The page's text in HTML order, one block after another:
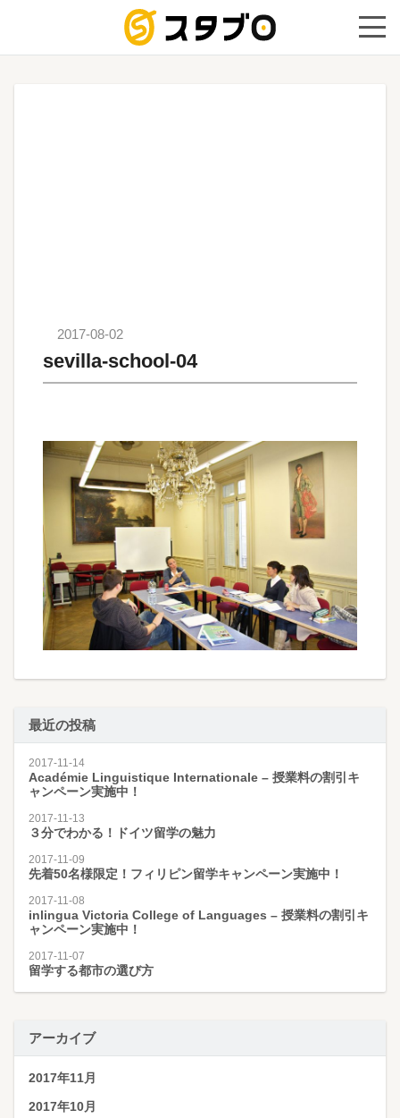
手続き
2017-08-02
sevilla-school-04
最近の投稿
2017-11-14
Académie Linguistique Internationale – 授業料の割引キ
ャンペーン実施中！
2017-11-13
３分でわかる！ドイツ留学の魅力
2017-11-09
先着50名様限定！フィリピン留学キャンペーン実施中！
2017-11-08
inlingua Victoria College of Languages – 授業料の割引キ
ャンペーン実施中！
2017-11-07
留学する都市の選び方
アーカイブ
2017年11月
2017年10月